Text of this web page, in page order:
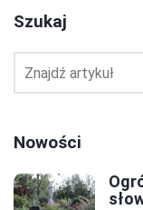
Szukaj
Nowości